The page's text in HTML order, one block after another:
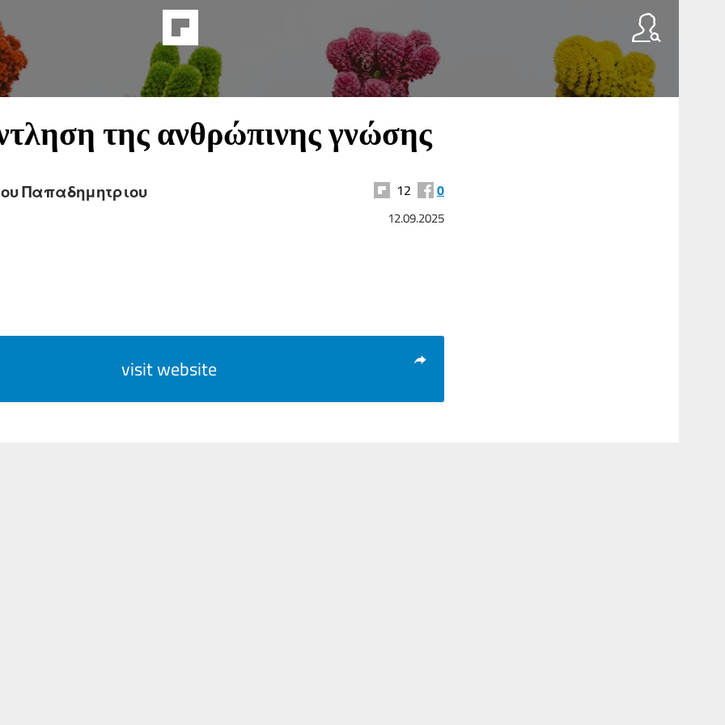
της ανθρώπινης γνώσης
Παπαδημητριου 12 0
12.09.2025
visit website